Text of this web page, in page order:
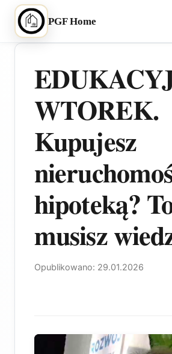
PGF Home
WTOREK.
Kupujesz
hipoteką?
musisz
Opublikowano: 29.01.2026